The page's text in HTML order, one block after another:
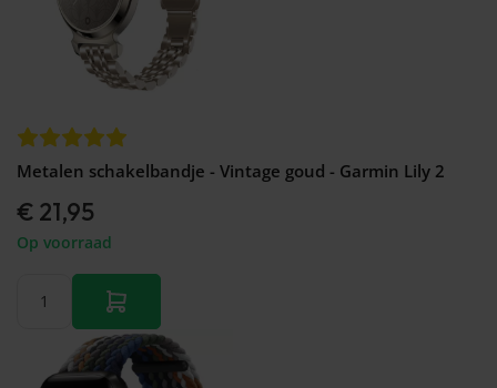
Metalen schakelbandje - Vintage goud - Garmin Lily 2
€ 21,95
Op voorraad